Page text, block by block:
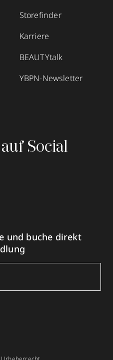
Storefinder
Karriere
BEAUTYtalk
YBPN-Newsletter
Social
und buche direkt